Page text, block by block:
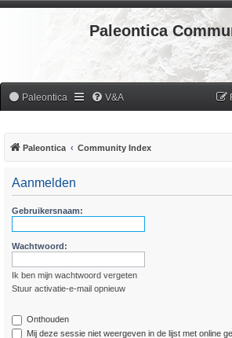
Paleontica
Paleontica V&A
Paleontica Community Index
Aanmelden
Gebruikersnaam:
Wachtwoord:
Ik ben mijn wachtwoord vergeten
Stuur activatie-e-mail opnieuw
Onthouden
Mij deze sessie niet weergeven in de lijst met online